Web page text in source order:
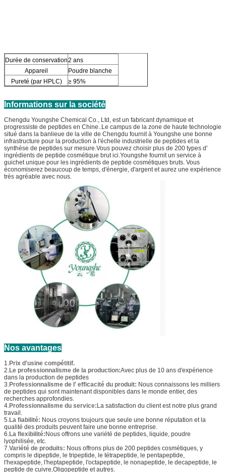
Durée de conservation2 ans
Appareil
Poudre blanche
Pureté (par HPLC)
≥ 95%
Informations sur la société
Chengdu Youngshe Chemical Co., Ltd, est un fabricant dynamique et
progressiste de peptides en Chine..Le campus de la zone de haute technologie
situé dans la banlieue de la ville de Chengdu fournit à Youngshe une bonne
infrastructure pour la production à l'échelle industrielle de peptides et la
synthèse de peptides sur mesure.Vous pouvez choisir plus de 200 types d'
ingrédients de peptide cosmétique brut ici.Youngshe fournit un service à
guichet unique pour les ingrédients de peptide cosmétiques bruts. Vous
économiserez beaucoup de temps, d'énergie, d'argent et aurez une expérience
très agréable avec nous.
Nos avantages
1. Prix d'usine compétitif.
2. Le professionnalisme de la production:Avec plus de 10 ans d'expérience
dans la production de peptides
3. Professionnalisme de l' efficacité du produit: Nous connaissons les milliers
de peptides qui sont maintenant disponibles dans le monde entier, des
recherches approfondies.
4. Professionnalisme du service:La satisfaction du client est notre plus grand
travail.
5. La fiabilité: Nous croyons toujours que seule une bonne réputation et la
qualité des produits peuvent faire une bonne entreprise.
6. La flexibilité:Nous offrons une variété de peptides, liquide, poudre
lyophilisée, etc.
7. Variété de produits: Nous offrons plus de 200 peptides cosmétiques, y
compris le dipeptide, le tripeptide, le tétrapeptide, le pentapeptide,
l'hexapeptide, l'heptapeptide, l'octapeptide, le nonapeptide, le decapeptide, le
peptide de cuivre,Oligopeptide et autres.